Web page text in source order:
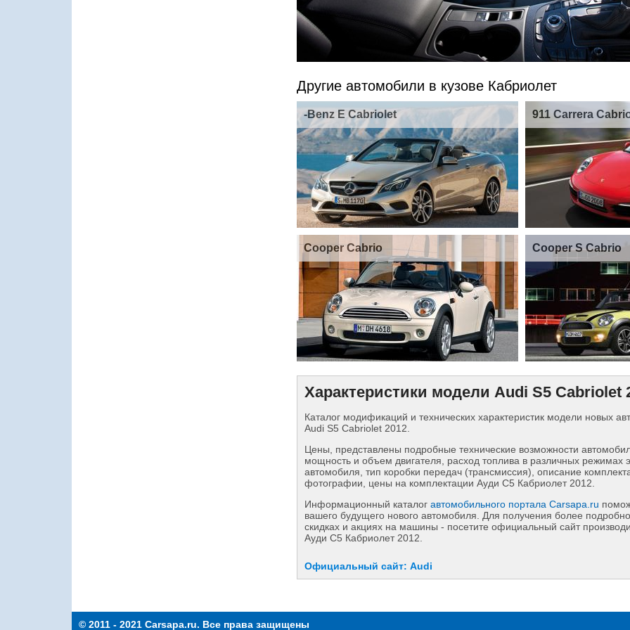
Другие автомобили в кузове Кабриолет
-Benz E Cabriolet 911 Carrera
Cooper Cabrio Cooper S Cabrio
Характеристики модели Audi S5 Cabriolet
Каталог модификаций и технических характеристик модели новых
Audi S5 Cabriolet 2012.
Цены, представлены подробные технические возможности
мощность и объем двигателя, расход топлива в различных режимах
автомобиля, тип коробки передач (трансмиссия), описание
фотографии, цены на комплектации Ауди С5 Кабриолет 2012.
Информационный каталог автомобильного портала Carsapa.ru
вашего будущего нового автомобиля. Для получения более
скидках и акциях на машины - посетите официальный сайт
Ауди С5 Кабриолет 2012.
Официальный сайт: Audi
© 2011 - 2021 Carsapa.ru. Все права защищены